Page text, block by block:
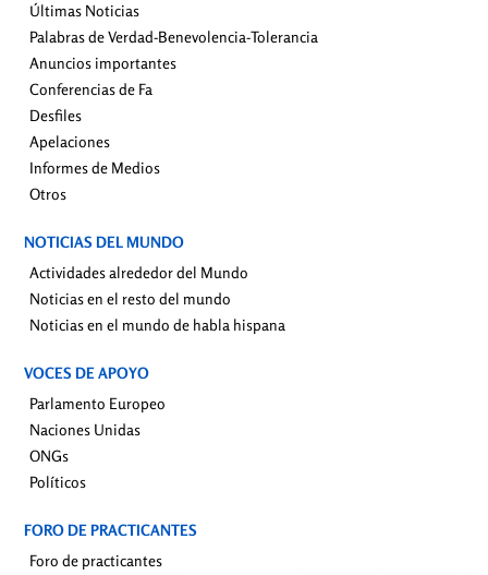
Últimas Noticias
Palabras de Verdad-Benevolencia-Tolerancia
Anuncios importantes
Conferencias de Fa
Desfiles
Apelaciones
Informes de Medios
Otros
NOTICIAS DEL MUNDO
Actividades alrededor del Mundo
Noticias en el resto del mundo
Noticias en el mundo de habla hispana
VOCES DE APOYO
Parlamento Europeo
Naciones Unidas
ONGs
Políticos
FORO DE PRACTICANTES
Foro de practicantes